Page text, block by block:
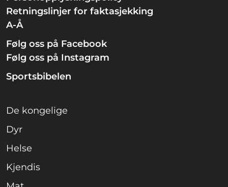
Retningslinjer for faktasjekking
A-Å
Følg oss på Facebook
Følg oss på Instagram
Sportsbibelen
De kongelige
Dyr
Helse
Kjendis